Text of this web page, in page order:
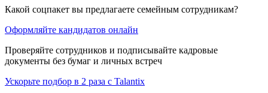
Какой соцпакет вы предлагаете семейным сотрудникам?
Оформляйте кандидатов онлайн
Проверяйте сотрудников и подписывайте кадровые
документы без бумаг и личных встреч
Ускорьте подбор в 2 раза с Talantix